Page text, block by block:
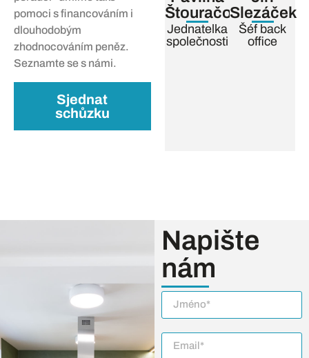
pomoci s financováním i
dlouhodobým
zhodnocováním peněz.
Seznamte se s námi.
Sjednat
schůzku
Štouračová
Jednatelka
společnosti
Slezáček
Šéf back
office
Napište
nám